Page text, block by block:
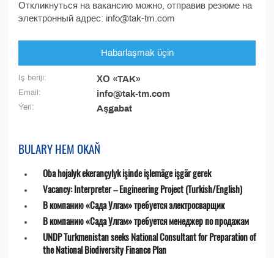
Откликнуться на вакансию можно, отправив резюме на
электронный адрес: info@tak-tm.com
Habarlaşmak üçin
Iş beriji: ХО «TAK»
Email: info@tak-tm.com
Ýeri: Aşgabat
BULARY HEM OKAŇ
Oba hojalyk ekerançylyk işinde işlemäge işgär gerek
Vacancy: Interpreter – Engineering Project (Turkish/English)
В компанию «Сада Улгам» требуется электросварщик
В компанию «Сада Улгам» требуется менеджер по продажам
UNDP Turkmenistan seeks National Consultant for Preparation of
the National Biodiversity Finance Plan